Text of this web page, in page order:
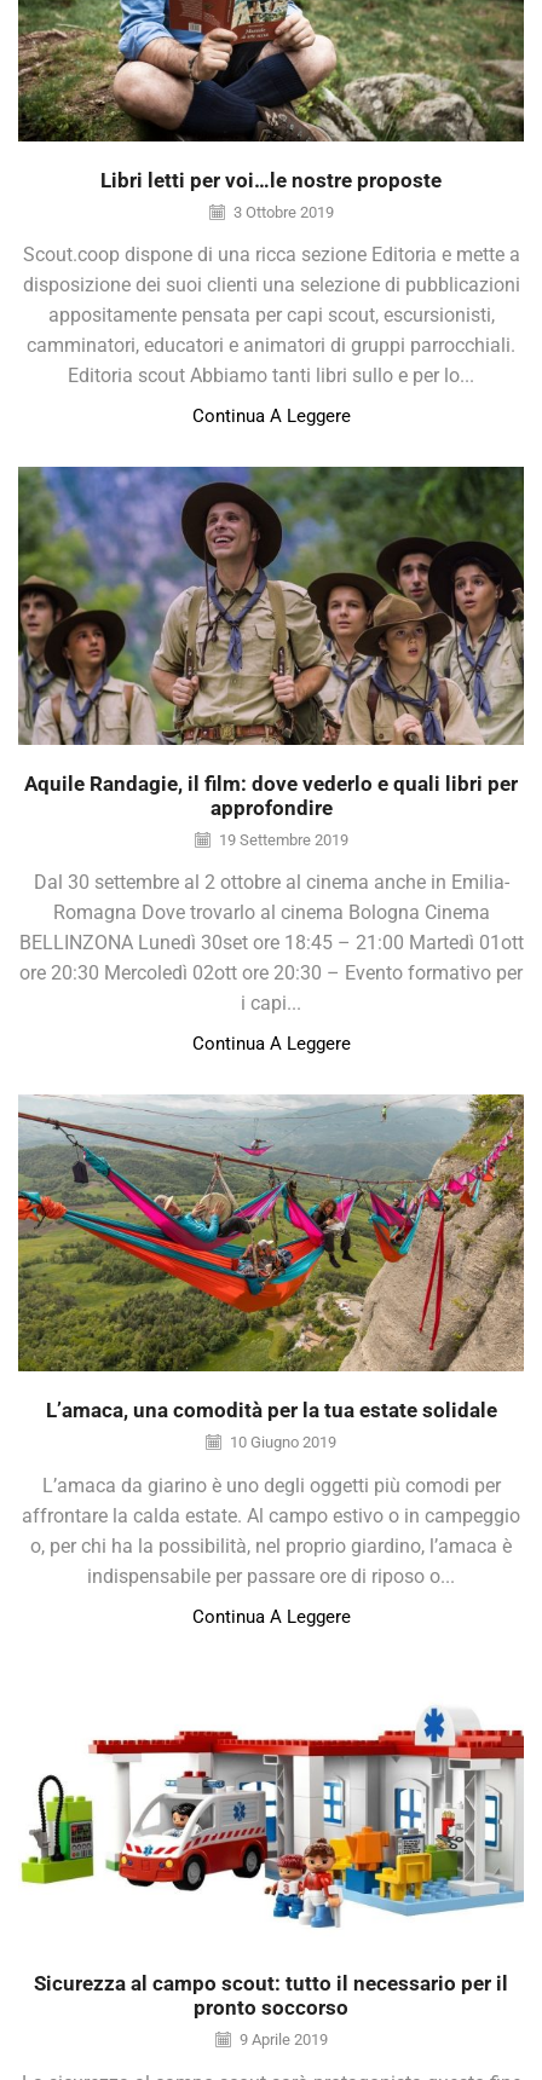
Libri letti per voi…le nostre proposte
3 Ottobre 2019
Scout.coop dispone di una ricca sezione Editoria e mette a
disposizione dei suoi clienti una selezione di pubblicazioni
appositamente pensata per capi scout, escursionisti,
camminatori, educatori e animatori di gruppi parrocchiali.
Editoria scout Abbiamo tanti libri sullo e per lo...
Continua A Leggere
Aquile Randagie, il film: dove vederlo e quali libri per
approfondire
19 Settembre 2019
Dal 30 settembre al 2 ottobre al cinema anche in Emilia-
Romagna Dove trovarlo al cinema Bologna Cinema
BELLINZONA Lunedì 30set ore 18:45 – 21:00 Martedì 01ott
ore 20:30 Mercoledì 02ott ore 20:30 – Evento formativo per
i capi...
Continua A Leggere
L’amaca, una comodità per la tua estate solidale
10 Giugno 2019
L’amaca da giarino è uno degli oggetti più comodi per
affrontare la calda estate. Al campo estivo o in campeggio
o, per chi ha la possibilità, nel proprio giardino, l’amaca è
indispensabile per passare ore di riposo o...
Continua A Leggere
Sicurezza al campo scout: tutto il necessario per il
pronto soccorso
9 Aprile 2019